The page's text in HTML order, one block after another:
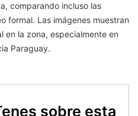
comparando incluso las
formal. Las imágenes muestran
en la zona, especialmente en
Paraguay.
sobre esta